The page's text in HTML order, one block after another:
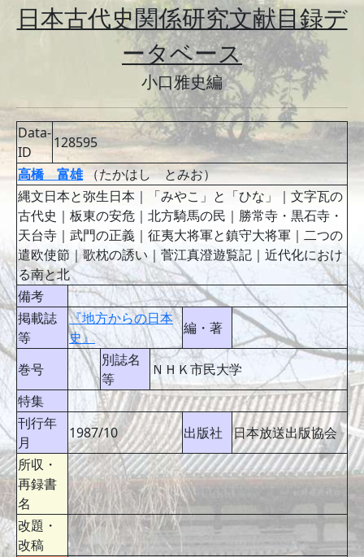
日本古代史関係研究文献目録デ
ータベース
小口雅史編
Data-
ID
128595
高橋 富雄（たかはし とみお）
縄文日本と弥生日本｜「みやこ」と「ひな」｜文字瓦の
古代史｜板東の安危｜北方騎馬の民｜勝常寺・黒石寺・
天台寺｜武門の正義｜征夷大将軍と鎮守大将軍｜二つの
遣欧使節｜歌枕の誘い｜菅江真澄遊覧記｜近代化におけ
る南と北
備考
掲載誌
等
『地方からの日本
史』
編・著
巻号
別誌名
等
ＮＨＫ市民大学
特集
刊行年
月
1987/10 出版社
日本放送出版協会
所収・
再録書
名
改題・
改稿